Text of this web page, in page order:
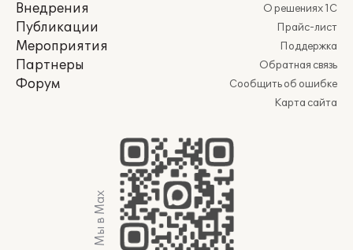
Внедрения
Публикации
Мероприятия
Партнеры
Форум
О решениях 1С
Прайс-лист
Поддержка
Обратная связь
Сообщить об ошибке
Карта сайта
Мы в Max